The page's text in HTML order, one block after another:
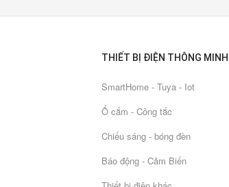
THIẾT BỊ ĐIỆN THÔNG MINH
SmartHome - Tuya - Iot
Ổ cắm - Công tắc
Chiếu sáng - bóng đèn
Báo động - Cảm Biến